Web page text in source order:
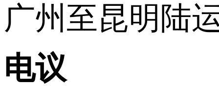
广州至昆明陆
电议